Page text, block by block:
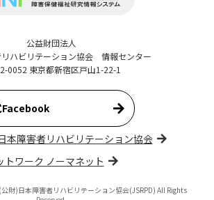
公益財団法人
ハビリテーション協会 情報センター
0052 東京都新宿区戸山1-22-1
Facebook
本障害者リハビリテーション協会
トワーク ノーマネット
財)日本障害者リハビリテーション協会(JSRPD) All Rights